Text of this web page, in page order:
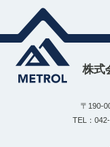
株式
〒190-
TEL：